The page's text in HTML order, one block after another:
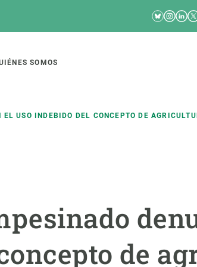
Bluesky
SOMOS
USO INDEBIDO DEL CONCEPTO DE
de
de ecosistemas
Soluciones
Política y gestión